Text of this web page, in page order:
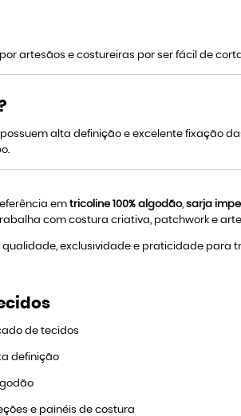
artesãos e costureiras por ser fácil de
alta definição e excelente fixação
em tricoline 100% algodão, sarja
com costura criativa, patchwork e
qualidade, exclusividade e praticidade
de tecidos
definição
e painéis de costura